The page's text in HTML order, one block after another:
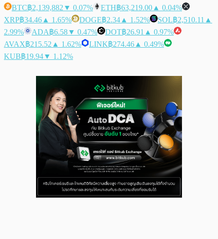
BTC฿2,139,882 ▼ 0.07% ETH฿63,219.00 ▲ 0.04%
XRP฿34.46 ▲ 1.65% DOGE฿2.34 ▲ 1.52% SOL฿2,510.11 ▲
2.99%
ADA฿6.58▼ 0.47% DOT฿26.91 ▲ 0.97%
AVAX฿215.52 ▲ 1.62% LINK฿274.46 ▲ 0.49%
KUB฿19.94▼ 1.12%